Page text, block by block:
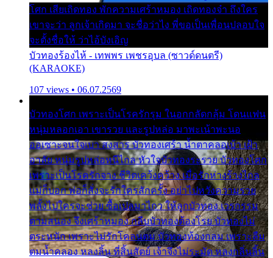
โศก เสียเถิดทอง พักความเศร้าหมอง เถิดทองจ๋า ถึงใคร
เขาจะว่า ลูกเจ้าเกิดมา จะชื่อว่าไง พี่ขอเป็นเพื่อนปลอบใจ
จะตั้งชื่อให้ ว่าไอ้บังเอิญ
บัวทองร้องไห้ - เทพพร เพชรอุบล (ซาวด์ดนตรี)
(KARAOKE)
107 views • 06.07.2569
บัวทองโศก เพราะเป็นโรครักรุม ในอกกลัดกลุ้ม โดนแฟน
หนุ่มหลอกเอา เขารวย และรูปหล่อ มาพะเน้าพะนอ
ออเซาะจนใจเบา สงสาร บัวทองเศร้า น้ำตาคลอเบ้า เฝ้า
อาลัย หนุ่มรูปหล่อหนีไกล หัวใจบัวทองระรวย บัวทองโศก
เพราะเป็นโรครักจาง ชีวิตเคว้งคว้าง เมื่อรักห่างร้างไกล
แม่ก็บอก พ่อก็สั่งจะรักใครสักครั้ง อย่าไปหวังความรวย
พลั้งไปใครจะช่วย ซื้อเปลมาไกว ให้ลูกบัวทอง เวรกรรม
ตามสนอง จึงเศร้าหมอง กลีบบัวทองต้องโรย บัวทองไม่
ตระหนัก เพราะไม่รักโคลนตม บัวทองท้องกลม เพราะลืม
ตมน้ำคลอง หลงลิ้น ที่สิ้นสัตย์ เจ้าจึงไม่ระมัด หลงกลิ่นลิ้น